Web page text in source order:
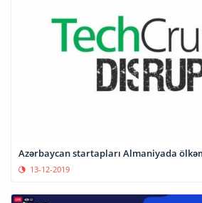
Azərbaycan startapları Almaniyada
13-12-2019